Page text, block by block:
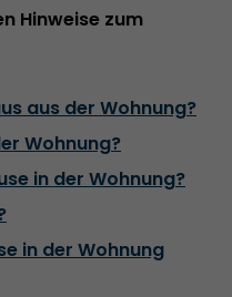
Hinweise zum
aus der Wohnung?
Wohnung?
in der Wohnung?
in der Wohnung